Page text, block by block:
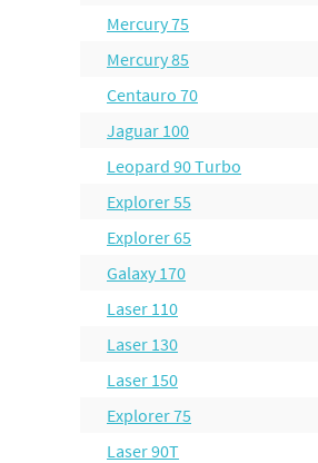
Mercury 75
Mercury 85
Centauro 70
Jaguar 100
Leopard 90 Turbo
Explorer 55
Explorer 65
Galaxy 170
Laser 110
Laser 130
Laser 150
Explorer 75
Laser 90T